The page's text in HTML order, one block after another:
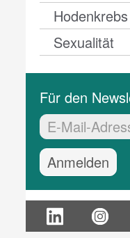
Hodenkrebs
Sexualität
Für den
EMail-